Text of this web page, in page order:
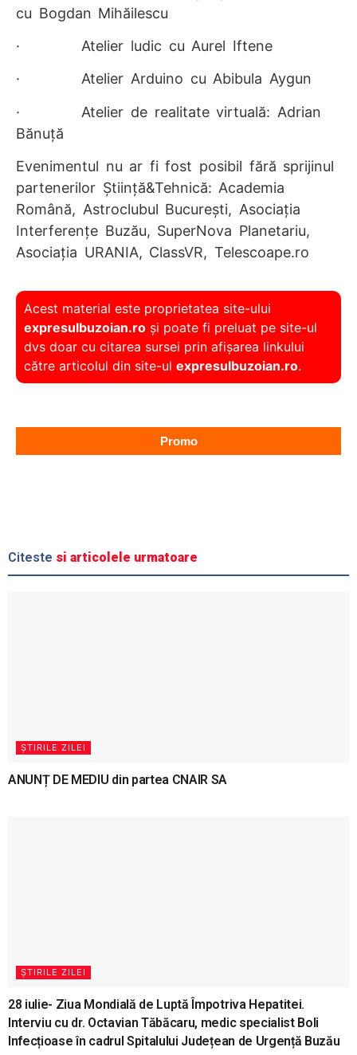
cu Bogdan Mihăilescu
· Atelier ludic cu Aurel Iftene
· Atelier Arduino cuAbibula Aygun
· Atelier de realitate virtuală: Adrian
Bănuță
Evenimentul nu ar fi fost posibil fără sprijinul
partenerilor Știință&Tehnică:Academia
Română, Astroclubul București, Asociația
Interferențe Buzău, SuperNova Planetariu,
Asociația URANIA, ClassVR, Telescoape.ro
Acest material este proprietatea site-ului
expresulbuzoian.ro și poate fi preluat pe site-ul
dvs doar cu citarea sursei prin afișarea linkului
către articolul din site-ul expresulbuzoian.ro.
Promo
Citeste si articolele urmatoare
ȘTIRILE ZILEI
ANUNȚ DE MEDIU din partea CNAIR SA
ȘTIRILE ZILEI
28 iulie- Ziua Mondială de Luptă Împotriva Hepatitei.
Interviu cu dr. Octavian Tăbăcaru, medic specialist Boli
Infecțioase în cadrul Spitalului Județean de Urgență Buzău